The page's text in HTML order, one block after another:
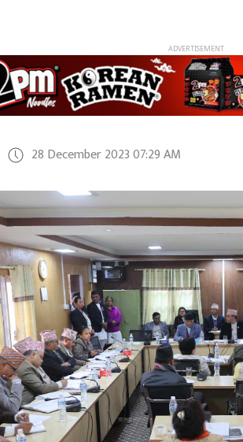
28 December 2023 07:29 AM